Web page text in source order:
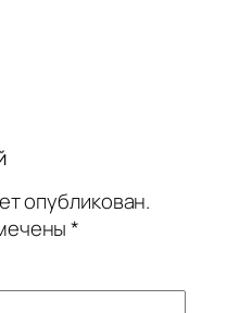
опубликован.
*